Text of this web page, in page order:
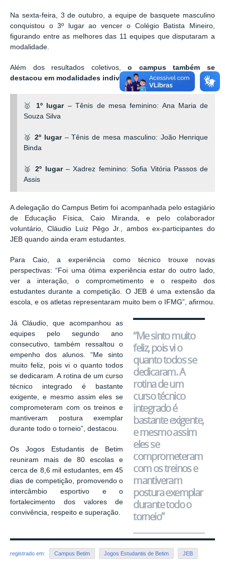
Na sexta-feira, 3 de outubro, a equipe de basquete masculino
conquistou o 3º lugar ao vencer o Colégio Batista Mineiro,
figurando entre as melhores das 11 equipes que disputaram a
modalidade.
Além dos resultados coletivos,o campus também se
destacou em modalidades individuais:
🥇1º lugar– Tênis de mesa feminino: Ana Maria de
Souza Silva
🥈2º lugar– Tênis de mesa masculino: João Henrique
Binda
🥈2º lugar– Xadrez feminino: Sofia Vitória Passos de
Assis
A delegação do Campus Betim foi acompanhada pelo estagiário
de Educação Física, Caio Miranda, e pelo colaborador
voluntário, Cláudio Luiz Pêgo Jr., ambos ex-participantes do
JEB quando ainda eram estudantes.
Para Caio, a experiência como técnico trouxe novas
perspectivas: “Foi uma ótima experiência estar do outro lado,
ver a interação, o comprometimento e o respeito dos
estudantes durante a competição. O JEB é uma extensão da
escola, e os atletas representaram muito bem o IFMG”, afirmou.
“Me sinto muito
feliz, pois vi o
quanto todos se
dedicaram. A
rotina de um
curso técnico
integrado é
bastante exigente,
e mesmo assim
eles se
comprometeram
com os treinos e
mantiveram
postura exemplar
durante todo o
torneio”
Já Cláudio, que acompanhou as
equipes pelo segundo ano
consecutivo, também ressaltou o
empenho dos alunos. “Me sinto
muito feliz, pois vi o quanto todos
se dedicaram. A rotina de um curso
técnico integrado é bastante
exigente, e mesmo assim eles se
comprometeram com os treinos e
mantiveram postura exemplar
durante todo o torneio”, destacou
Os Jogos Estudantis de Betim
reuniram mais de 80 escolas e
cerca de 8,6 mil estudantes, em 45
dias de competição, promovendo o
intercâmbio esportivo e o
fortalecimento dos valores de
convivência, respeito e superação.
registrado em: Campus Betim Jogos Estudantis de Betim JEB